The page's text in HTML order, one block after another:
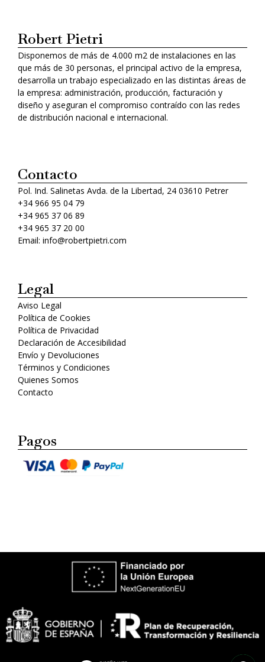
Robert Pietri
Disponemos de más de 4.000 m2 de instalaciones en las
que más de 30 personas, el principal activo de la empresa,
desarrolla un trabajo especializado en las distintas áreas de
la empresa: administración, producción, facturación y
diseño y aseguran el compromiso contraído con las redes
de distribución nacional e internacional.
Contacto
Pol. Ind. Salinetas Avda. de la Libertad, 24 03610 Petrer
+34 966 95 04 79
+34 965 37 06 89
+34 965 37 20 00
Email: info@robertpietri.com
Legal
Aviso Legal
Política de Cookies
Política de Privacidad
Declaración de Accesibilidad
Envío y Devoluciones
Términos y Condiciones
Quienes Somos
Contacto
Pagos